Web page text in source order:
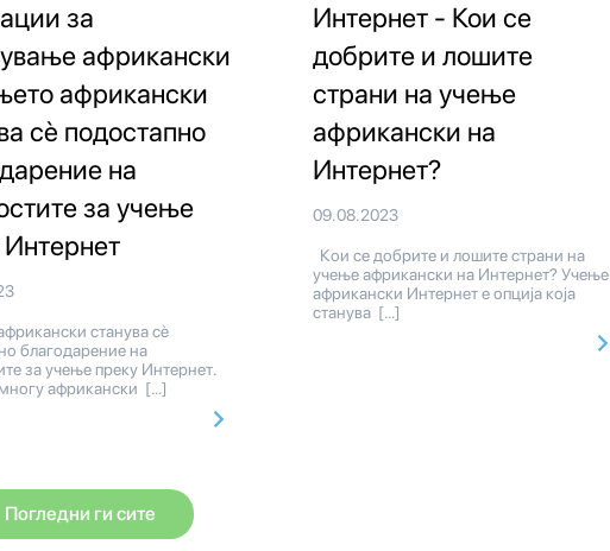
за
африкански
африкански
сè подостапно
на
за учење
станува сè
благодарение на
за учење преку Интернет.
многу африкански […]
Интернет - Кои се
добрите и лошите
страни на учење
африкански на
Интернет?
09.08.2023
Кои се добрите и лошите страни на
учење африкански на Интернет? Учење
африкански Интернет е опција која
станува […]
Погледни ги сите